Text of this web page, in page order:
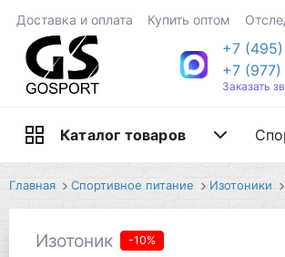
Доставка и оплата Купить оптом
+7
+7
Заказать
Каталог товаров
Главная Спортивное питание Изотоники
Изотоник -10%